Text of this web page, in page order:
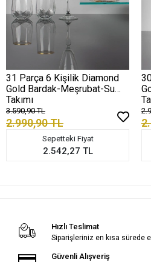
31 Parça 6 Kişilik Diamond
Gold Bardak-Meşrubat-Su
Takımı
3.590,90 TL
2.990,90 TL
Sepetteki Fiyat
2.542,27 TL
Hızlı Teslimat
Siparişleriniz en kısa sürede
Güvenli Alışveriş